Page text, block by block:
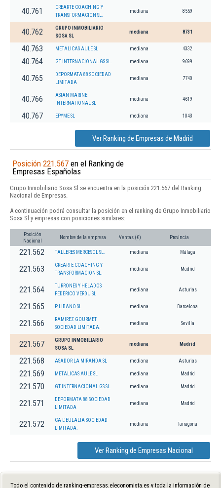
40.761
CREARTE COACHING Y
TRANSFORMACION SL.
mediana 8559
40.762
GRUPO INMOBILIARIO
SOSA SL
mediana 8731
40.763 METALICAS AULE SL mediana 4332
40.764 GT INTERNACIONAL GS SL. mediana 9699
40.765
DEPORMATA 88 SOCIEDAD
LIMITADA
mediana 7740
40.766
ASIAN MARINE
INTERNATIONAL SL
mediana 4619
40.767 EPYME SL mediana 1043
Ver Ranking de Empresas de Madrid
Posición 221.567 en el Ranking de
Empresas Españolas
Grupo Inmobiliario Sosa Sl se encuentra en la posición 221.567 del Ranking
Nacional de Empresas.
A continuación podrá consultar la posición en el ranking de Grupo Inmobiliario
Sosa Sl y empresas con posiciones similares:
Posición
Nacional
Nombre de la empresa Ventas (€) Provincia
221.562 TALLERES MERCESOL SL. mediana Málaga
221.563
CREARTE COACHING Y
TRANSFORMACION SL.
mediana Madrid
221.564
TURRONES Y HELADOS
FEDERICO VERDU SL
mediana Asturias
221.565 P LIBANO SL mediana Barcelona
221.566
RAMIREZ GOURMET
SOCIEDAD LIMITADA.
mediana Sevilla
221.567
GRUPO INMOBILIARIO
SOSA SL
mediana Madrid
221.568 ASADOR LA MIRANDA SL mediana Asturias
221.569 METALICAS AULE SL mediana Madrid
221.570 GT INTERNACIONAL GS SL. mediana Madrid
221.571
DEPORMATA 88 SOCIEDAD
LIMITADA
mediana Madrid
221.572
CA L'EULALIA SOCIEDAD
LIMITADA.
mediana Tarragona
Ver Ranking de Empresas Nacional
Todo el contenido de ranking-empresas.eleconomista.es y toda la información de